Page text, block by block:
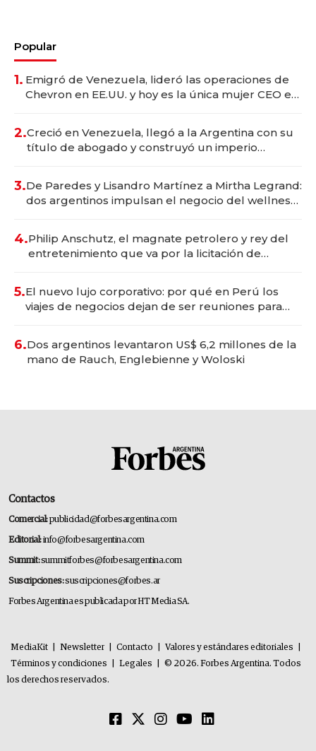
Popular
1. Emigró de Venezuela, lideró las operaciones de
Chevron en EE.UU. y hoy es la única mujer CEO en
2.Creció en Venezuela, llegó a la Argentina con su
título de abogado y construyó un imperio
3.De Paredes y Lisandro Martínez a Mirtha Legrand:
dos argentinos impulsan el negocio del wellness
4.Philip Anschutz, el magnate petrolero y rey del
entretenimiento que va por la licitación de
5.El nuevo lujo corporativo: por qué en Perú los
viajes de negocios dejan de ser reuniones para
6.Dos argentinos levantaron US$ 6,2 millones de la
mano de Rauch, Englebienne y Woloski
Contactos
Comercial:publicidad@forbesargentina.com
Editorial:info@forbesargentina.com
Summit:summitforbes@forbesargentina.com
Suscripciones:suscripciones@forbes.ar
Forbes Argentina es publicada por HT Media SA.
MediaKit Newsletter Contacto Valores y estándares editoriales
Términos y condiciones
Legales
© 2026. Forbes Argentina. Todos
los derechos reservados.